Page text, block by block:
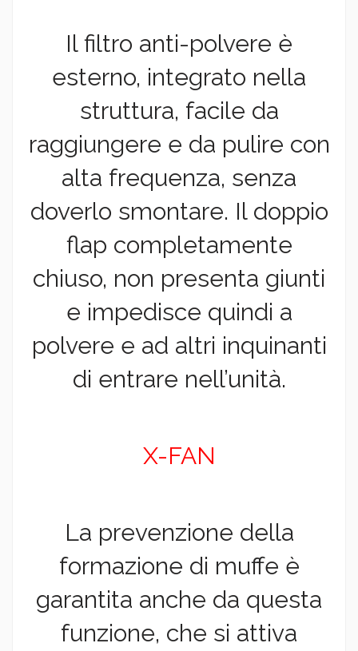
Il filtro anti-polvere è
esterno, integrato nella
struttura, facile da
raggiungere e da pulire con
alta frequenza, senza
doverlo smontare. Il doppio
flap completamente
chiuso, non presenta giunti
e impedisce quindi a
polvere e ad altri inquinanti
di entrare nell’unità.
X-FAN
La prevenzione della
formazione di muffe è
garantita anche da questa
funzione, che si attiva